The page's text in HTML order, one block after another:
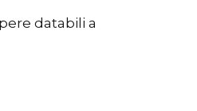
databili a